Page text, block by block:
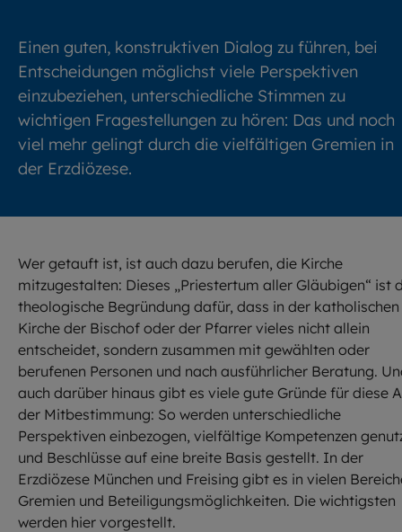
Einen guten, konstruktiven Dialog zu führen, bei
Entscheidungen möglichst viele Perspektiven
einzubeziehen, unterschiedliche Stimmen zu
wichtigen Fragestellungen zu hören: Das und noch
viel mehr gelingt durch die vielfältigen Gremien in
der Erzdiözese.
Wer getauft ist, ist auch dazu berufen, die Kirche
mitzugestalten: Dieses „Priestertum aller Gläubigen“ ist
theologische Begründung dafür, dass in der katholischen
Kirche der Bischof oder der Pfarrer vieles nicht allein
entscheidet, sondern zusammen mit gewählten oder
berufenen Personen und nach ausführlicher Beratung.
auch darüber hinaus gibt es viele gute Gründe für diese
der Mitbestimmung: So werden unterschiedliche
Perspektiven einbezogen, vielfältige Kompetenzen
und Beschlüsse auf eine breite Basis gestellt. In der
Erzdiözese München und Freising gibt es in vielen
Gremien und Beteiligungsmöglichkeiten. Die wichtigsten
werden hier vorgestellt.